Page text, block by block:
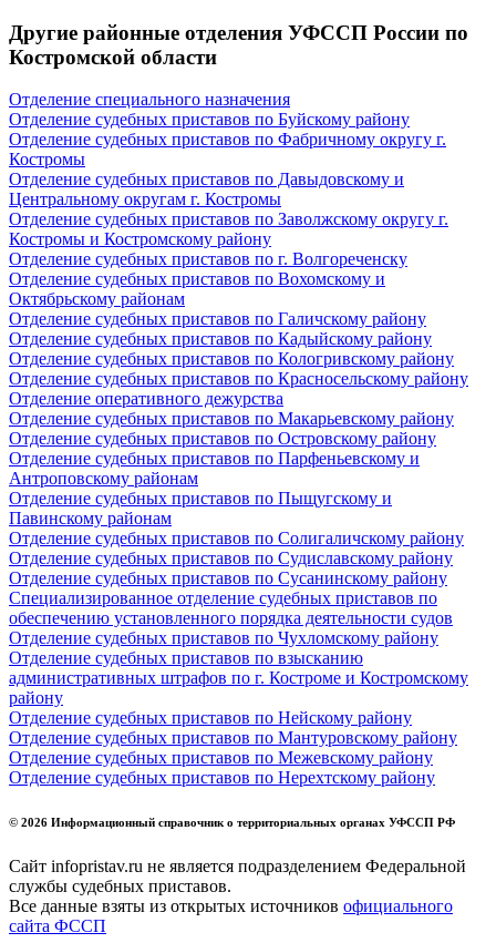
Другие районные отделения УФССП России по
Костромской области
Отделение специального назначения
Отделение судебных приставов по Буйскому району
Отделение судебных приставов по Фабричному округу г.
Костромы
Отделение судебных приставов по Давыдовскому и
Центральному округам г. Костромы
Отделение судебных приставов по Заволжскому округу г.
Костромы и Костромскому району
Отделение судебных приставов по г. Волгореченску
Отделение судебных приставов по Вохомскому и
Октябрьскому районам
Отделение судебных приставов по Галичскому району
Отделение судебных приставов по Кадыйскому району
Отделение судебных приставов по Кологривскому району
Отделение судебных приставов по Красносельскому району
Отделение оперативного дежурства
Отделение судебных приставов по Макарьевскому району
Отделение судебных приставов по Островскому району
Отделение судебных приставов по Парфеньевскому и
Антроповскому районам
Отделение судебных приставов по Пыщугскому и
Павинскому районам
Отделение судебных приставов по Солигаличскому району
Отделение судебных приставов по Судиславскому району
Отделение судебных приставов по Сусанинскому району
Специализированное отделение судебных приставов по
обеспечению установленного порядка деятельности судов
Отделение судебных приставов по Чухломскому району
Отделение судебных приставов по взысканию
административных штрафов по г. Костроме и Костромскому
району
Отделение судебных приставов по Нейскому району
Отделение судебных приставов по Мантуровскому району
Отделение судебных приставов по Межевскому району
Отделение судебных приставов по Нерехтскому району
© 2026 Информационный справочник о территориальных органах УФССП РФ
Сайт infopristav.ru не является подразделением Федеральной
службы судебных приставов.
Все данные взяты из открытых источников официального
сайта ФССП